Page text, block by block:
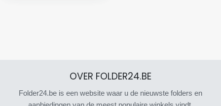
OVER FOLDER24.BE
Folder24.be is een website waar u de nieuwste folders en